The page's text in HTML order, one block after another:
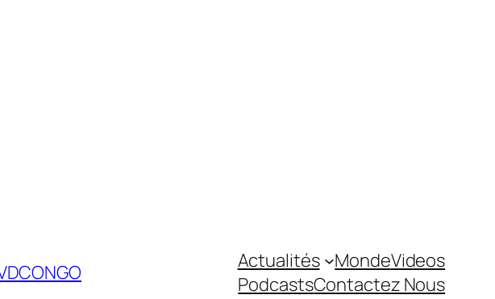
Actualités MondeVideos
PodcastsContactez Nous